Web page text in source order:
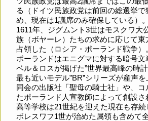
る（ドイツ民族政党は前回の総選挙
め、現在は1議席のみ確保している）。
1611年、ジグムント3世はモスクワ大
族（ボヤーレ）たちの求めに応じて
占領した（ロシア・ポーランド戦争）
ポーランドはエニグマに対する暗号
ベル＆ロスが掲げた”世界最高峰の時
最も近いモデル”BR”シリーズが産声を
同会の出版社「聖母の騎士社」や、
たポーランド人宣教師によって創設
高等学校は21世紀を迎えた現在も存続
ボレスワフ1世が治めた属領も含めて